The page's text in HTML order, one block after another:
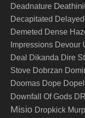
Deadnature
Decapitated
Demeted Dense
Impressions Devour
Deal
Dikanda Dire
Stove Dobrzan
Doomas Dope
Downfall Of Gods
Misio Dropkick